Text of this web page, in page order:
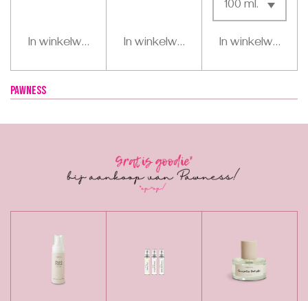
In winkelwagen In winkelwagen In winkelwagen
Pawness